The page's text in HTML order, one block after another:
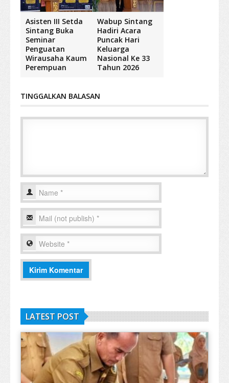
Asisten III Setda
Sintang Buka
Seminar
Penguatan
Wirausaha Kaum
Perempuan
Wabup Sintang
Hadiri Acara
Puncak Hari
Keluarga
Nasional Ke 33
Tahun 2026
TINGGALKAN BALASAN
LATEST POST